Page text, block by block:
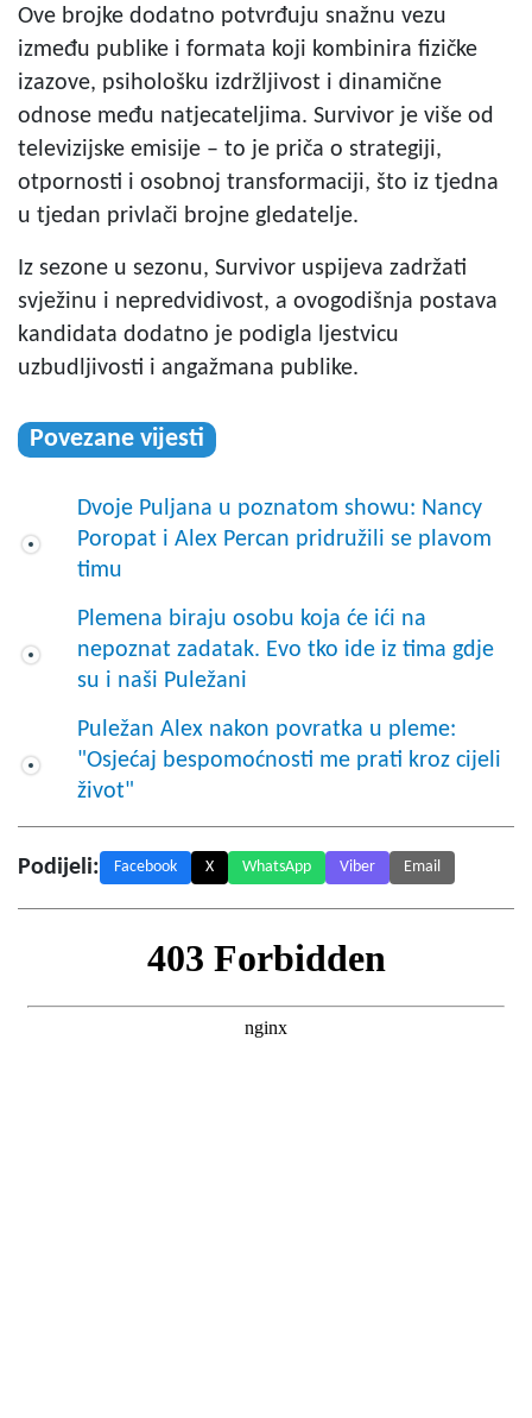
Ove brojke dodatno potvrđuju snažnu vezu
između publike i formata koji kombinira fizičke
izazove, psihološku izdržljivost i dinamične
odnose među natjecateljima. Survivor je više od
televizijske emisije – to je priča o strategiji,
otpornosti i osobnoj transformaciji, što iz tjedna
u tjedan privlači brojne gledatelje.
Iz sezone u sezonu, Survivor uspijeva zadržati
svježinu i nepredvidivost, a ovogodišnja postava
kandidata dodatno je podigla ljestvicu
uzbudljivosti i angažmana publike.
Povezane vijesti
Dvoje Puljana u poznatom showu: Nancy
Poropat i Alex Percan pridružili se plavom
timu
Plemena biraju osobu koja će ići na
nepoznat zadatak. Evo tko ide iz tima gdje
su i naši Puležani
Puležan Alex nakon povratka u pleme:
"Osjećaj bespomoćnosti me prati kroz cijeli
život"
Podijeli: Facebook X WhatsApp Viber Email